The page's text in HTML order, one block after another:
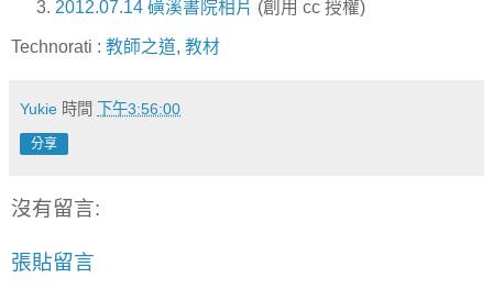
2012.07.14 磺溪書院相片 (創用 cc 授權)
Technorati : 教師之道, 教材
Yukie 時間 下午3:56:00
分享
沒有留言:
張貼留言